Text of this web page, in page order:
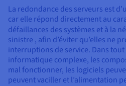
La redondance des serveurs est
car elle répond directement au
défaillances des systèmes et à la
sinistre , afin d’éviter qu’elles ne
interruptions de service. Dans
informatique complexe, les
mal fonctionner, les logiciels
peuvent vaciller et l’alimentation